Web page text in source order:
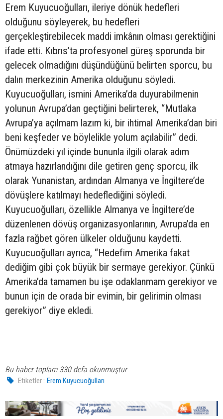
Erem Kuyucuoğulları, ileriye dönük hedefleri
olduğunu söyleyerek, bu hedefleri
gerçekleştirebilecek maddi imkânın olması gerektiğini
ifade etti. Kıbrıs’ta profesyonel güreş sporunda bir
gelecek olmadığını düşündüğünü belirten sporcu, bu
dalın merkezinin Amerika olduğunu söyledi.
Kuyucuoğulları, ismini Amerika’da duyurabilmenin
yolunun Avrupa’dan geçtiğini belirterek, “Mutlaka
Avrupa’ya açılmam lazım ki, bir ihtimal Amerika’dan biri
beni keşfeder ve böylelikle yolum açılabilir” dedi.
Önümüzdeki yıl içinde bununla ilgili olarak adım
atmaya hazırlandığını dile getiren genç sporcu, ilk
olarak Yunanistan, ardından Almanya ve İngiltere’de
dövüşlere katılmayı hedeflediğini söyledi.
Kuyucuoğulları, özellikle Almanya ve İngiltere’de
düzenlenen dövüş organizasyonlarının, Avrupa’da en
fazla rağbet gören ülkeler olduğunu kaydetti.
Kuyucuoğulları ayrıca, “Hedefim Amerika fakat
dediğim gibi çok büyük bir sermaye gerekiyor. Çünkü
Amerika’da tamamen bu işe odaklanmam gerekiyor ve
bunun için de orada bir evimin, bir gelirimin olması
gerekiyor” diye ekledi.
Bu haber toplam 330 defa okunmuştur
Etiketler : Erem Kuyucuoğulları